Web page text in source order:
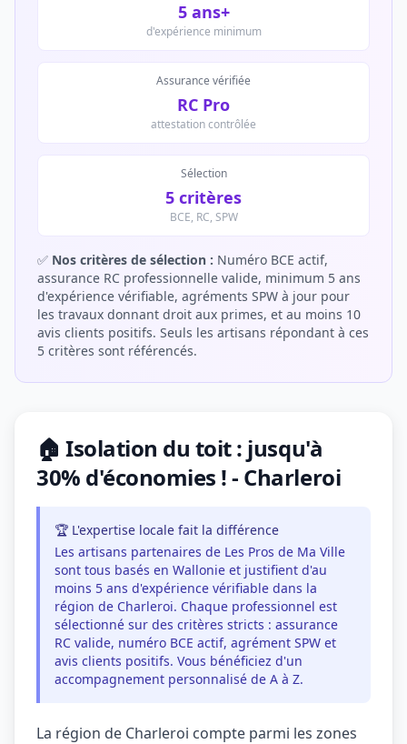
5 ans+
d'expérience minimum
Assurance vérifiée
RC Pro
attestation contrôlée
Sélection
5 critères
BCE, RC, SPW
✅ Nos critères de sélection : Numéro BCE actif,
assurance RC professionnelle valide, minimum 5 ans
d'expérience vérifiable, agréments SPW à jour pour
les travaux donnant droit aux primes, et au moins 10
avis clients positifs. Seuls les artisans répondant à ces
5 critères sont référencés.
🏠 Isolation du toit : jusqu'à
30% d'économies ! - Charleroi
🏆 L'expertise locale fait la différence
Les artisans partenaires de Les Pros de Ma Ville
sont tous basés en Wallonie et justifient d'au
moins 5 ans d'expérience vérifiable dans la
région de Charleroi. Chaque professionnel est
sélectionné sur des critères stricts : assurance
RC valide, numéro BCE actif, agrément SPW et
avis clients positifs. Vous bénéficiez d'un
accompagnement personnalisé de A à Z.
La région de Charleroi compte parmi les zones